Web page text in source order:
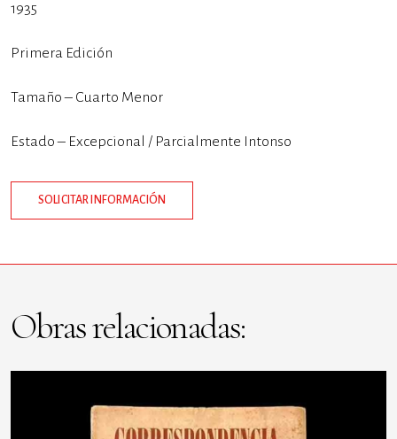
1935
Primera Edición
Tamaño – Cuarto Menor
Estado – Excepcional / Parcialmente Intonso
SOLICITAR INFORMACIÓN
Obras relacionadas: